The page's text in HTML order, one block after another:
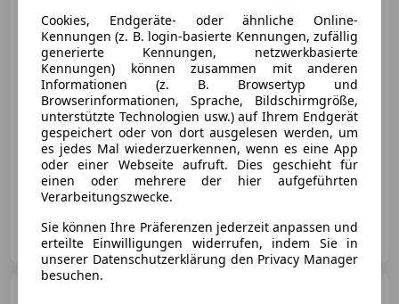
€ 55 000
02/1994 136 000 km Benzin 169 kW (230 PS)
Privat
AT-3033 Altlengbach
Cookies, Endgeräte- oder ähnliche Online-
Kennungen (z. B. login-basierte Kennungen, zufällig
generierte Kennungen, netzwerkbasierte
Kennungen) können zusammen mit anderen
Informationen (z. B. Browsertyp und
Browserinformationen, Sprache, Bildschirmgröße,
unterstützte Technologien usw.) auf Ihrem Endgerät
gespeichert oder von dort ausgelesen werden, um
es jedes Mal wiederzuerkennen, wenn es eine App
oder einer Webseite aufruft. Dies geschieht für
einen oder mehrere der hier aufgeführten
Verarbeitungszwecke.
Sie können Ihre Präferenzen jederzeit anpassen und
erteilte Einwilligungen widerrufen, indem Sie in
unserer Datenschutzerklärung den Privacy Manager
besuchen.